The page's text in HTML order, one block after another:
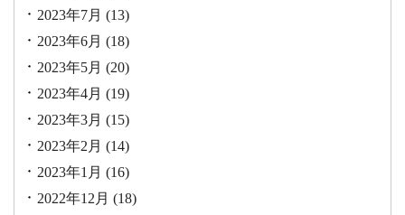
2023年7月 (13)
2023年6月 (18)
2023年5月 (20)
2023年4月 (19)
2023年3月 (15)
2023年2月 (14)
2023年1月 (16)
2022年12月 (18)